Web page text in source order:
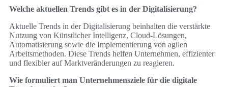
Welche aktuellen Trends gibt es in der Digitalisierung?
Aktuelle Trends in der Digitalisierung beinhalten die verstärkte
Nutzung von Künstlicher Intelligenz, Cloud-Lösungen,
Automatisierung sowie die Implementierung von agilen
Arbeitsmethoden. Diese Trends helfen Unternehmen, effizienter
und flexibler auf Marktveränderungen zu reagieren.
Wie formuliert man Unternehmensziele für die digitale